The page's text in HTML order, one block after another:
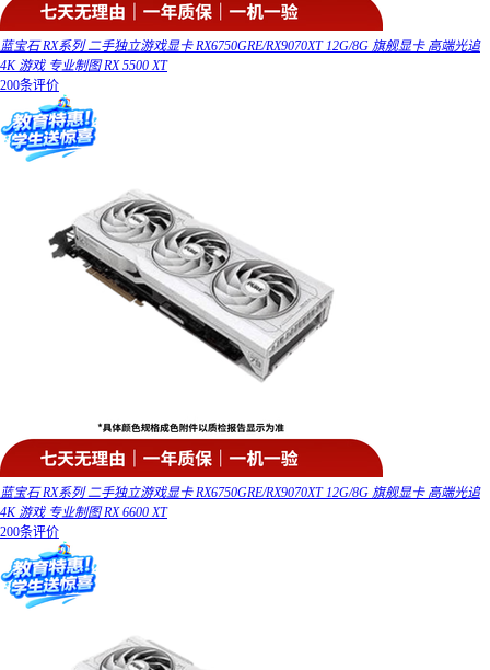
蓝宝石 RX系列 二手独立游戏显卡 RX6750GRE/RX9070XT 12G/8G 旗舰显卡 高端光追
4K 游戏 专业制图 RX 5500 XT
200条评价
蓝宝石 RX系列 二手独立游戏显卡 RX6750GRE/RX9070XT 12G/8G 旗舰显卡 高端光追
4K 游戏 专业制图 RX 6600 XT
200条评价